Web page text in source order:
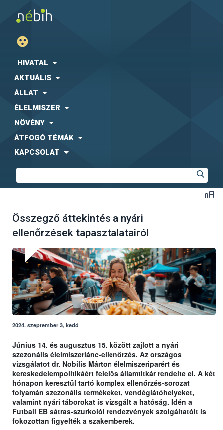
HIVATAL
AKTUÁLIS
ÁLLAT
ÉLELMISZER
NÖVÉNY
ÁTFOGÓ TÉMÁK
KAPCSOLAT
Összegző áttekintés a nyári
ellenőrzések tapasztalatairól
2024. szeptember 3, kedd
Június 14. és augusztus 15. között zajlott a nyári
szezonális élelmiszerlánc-ellenőrzés. Az országos
vizsgálatot dr. Nobilis Márton élelmiszeriparért és
kereskedelempolitikáért felelős államtitkár rendelte el. A két
hónapon keresztül tartó komplex ellenőrzés-sorozat
folyamán szezonális termékeket, vendéglátóhelyeket,
valamint nyári táborokat is vizsgált a hatóság. Idén a
Futball EB sátras-szurkolói rendezvények szolgáltatóit is
fokozottan figyelték a szakemberek.